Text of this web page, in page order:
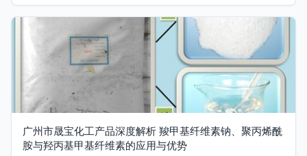
广州市晟宝化工产品深度解析 羧甲基纤维素钠、聚丙烯酰
胺与羟丙基甲基纤维素的应用与优势